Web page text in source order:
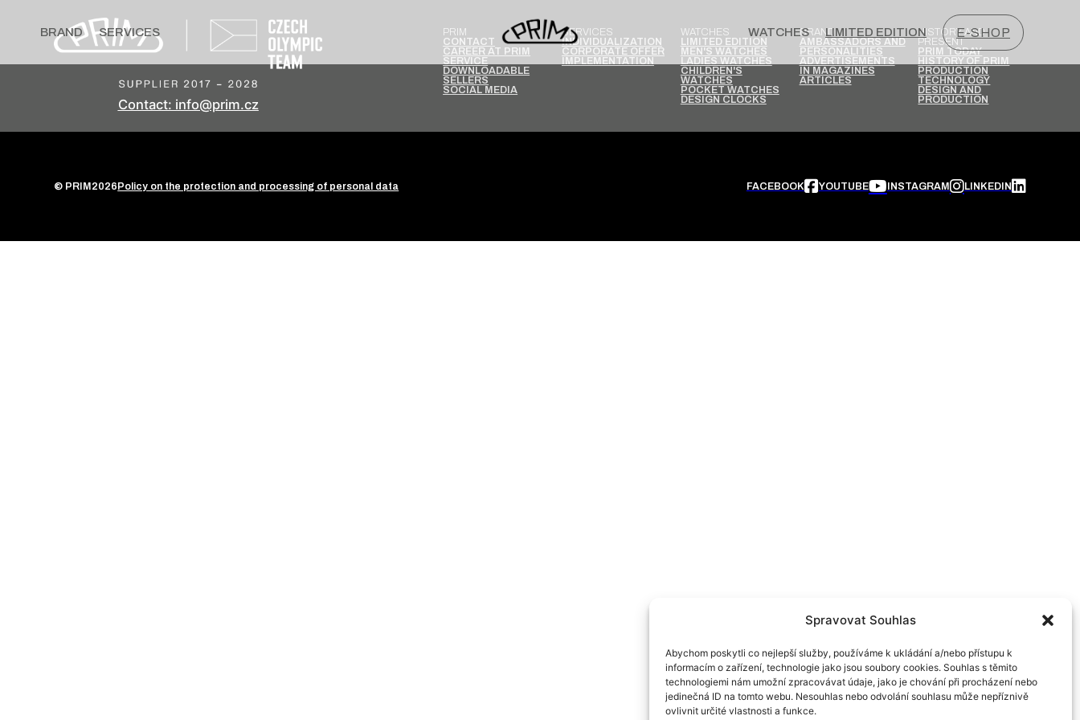
Spravovat Souhlas
Abychom poskytli co nejlepší služby, používáme k ukládání a/nebo přístupu k
informacím o zařízení, technologie jako jsou soubory cookies. Souhlas s těmito
technologiemi nám umožní zpracovávat údaje, jako je chování při procházení nebo
jedinečná ID na tomto webu. Nesouhlas nebo odvolání souhlasu může nepříznivě
ovlivnit určité vlastnosti a funkce.
BRAND SERVICES WATCHES LIMITED EDITION E-SHOP
PRIM
CONTACT
CAREER AT PRIM
SERVICE
DOWNLOADABLE
SELLERS
SOCIAL MEDIA
SERVICES
INDIVIDUALIZATION
CORPORATE OFFER
IMPLEMENTATION
WATCHES
LIMITED EDITION
MEN'S WATCHES
LADIES WATCHES
CHILDREN'S
WATCHES
POCKET WATCHES
DESIGN CLOCKS
BRAND
AMBASSADORS AND
PERSONALITIES
ADVERTISEMENTS
IN MAGAZINES
ARTICLES
HISTORY AND
PRESENT
PRIM TODAY
HISTORY OF PRIM
PRODUCTION
TECHNOLOGY
DESIGN AND
PRODUCTION
Contact: info@prim.cz
© PRIM2026Policy on the protection and processing of personal data FACEBOOK YOUTUBE INSTAGRAM LINKEDIN